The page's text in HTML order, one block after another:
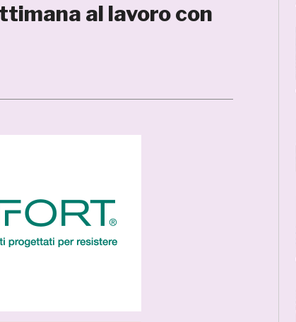
al lavoro con